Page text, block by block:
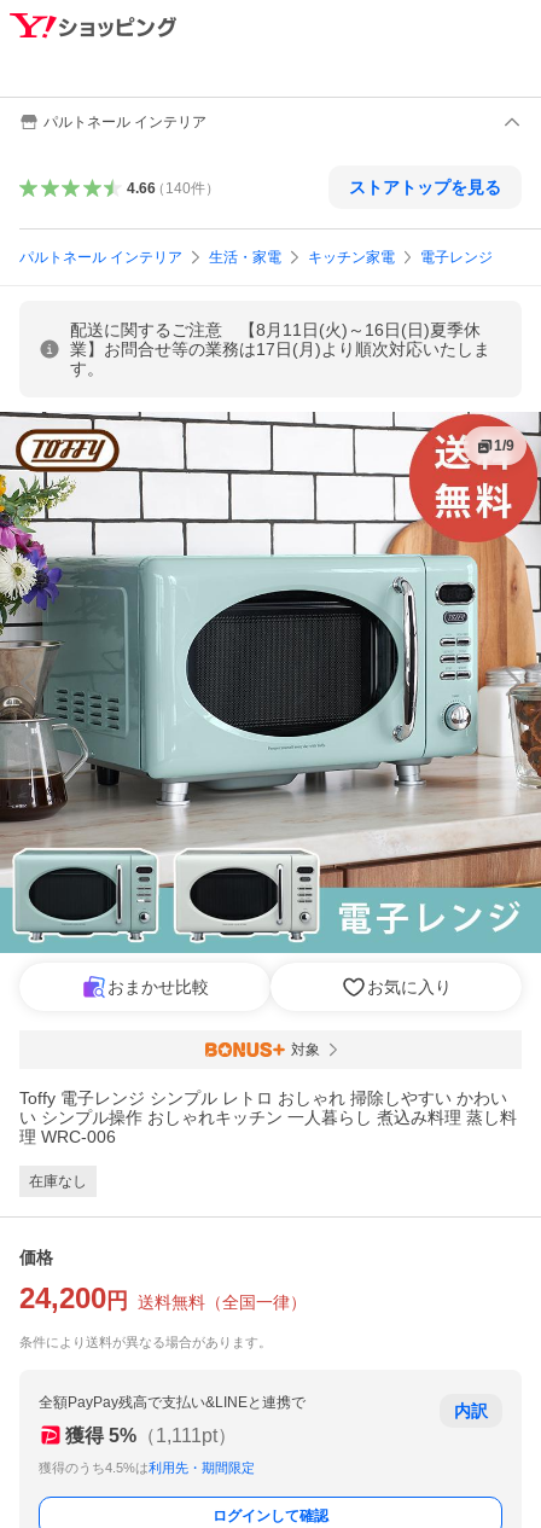
パルトネール インテリア
4.66（ 140件） ストアトップを見る
パルトネール インテリア 生活・家電 キッチン家電 電子レンジ
配送に関するご注意 【8月11日(火)～16日(日)夏季休
業】お問合せ等の業務は17日(月)より順次対応いたしま
す。
1/9
おまかせ比較 お気に入り
対象
Toffy 電子レンジ シンプル レトロ おしゃれ 掃除しやすい かわい
い シンプル操作 おしゃれキッチン 一人暮らし 煮込み料理 蒸し料
理 WRC-006
在庫なし
価格
24,200 円 送料無料 （全国一律）
条件により送料が異なる場合があります。
全額PayPay残高で支払い&LINEと連携で
獲得 5% （1,111pt）
獲得のうち4.5%は利用先・期間限定
内訳
ログインして確認